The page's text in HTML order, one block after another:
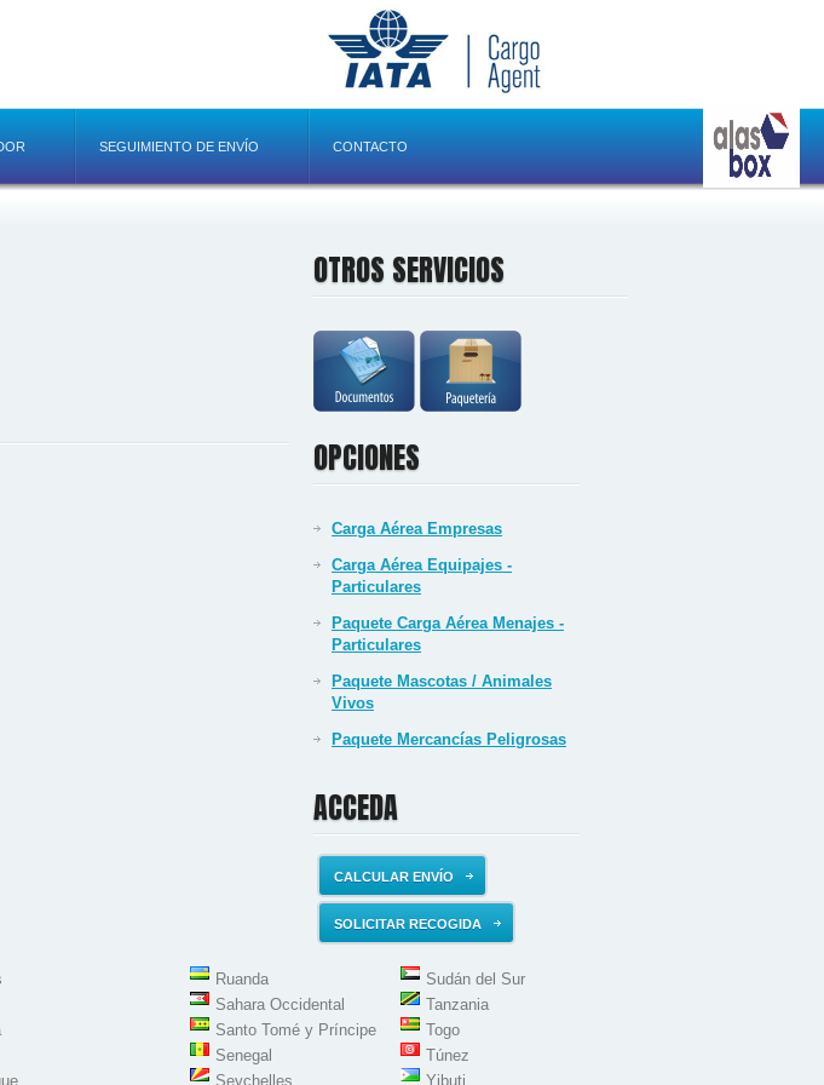
SEGUIMIENTO DE ENVÍO CONTACTO
OTROS SERVICIOS
OPCIONES
Carga Aérea Empresas
Carga Aérea Equipajes -
Particulares
Paquete Carga Aérea Menajes -
Particulares
Paquete Mascotas / Animales
Vivos
Paquete Mercancías Peligrosas
ACCEDA
CALCULAR ENVÍO
SOLICITAR RECOGIDA
Ruanda
Sahara Occidental
Santo Tomé y Príncipe
Senegal
Seychelles
Sudán del Sur
Tanzania
Togo
Túnez
Yibuti